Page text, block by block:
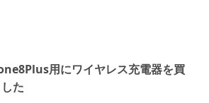
用にワイヤレス充電器を買
た